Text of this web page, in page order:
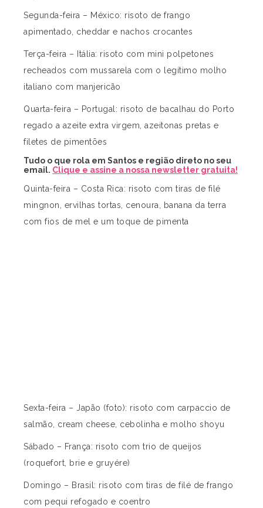
Segunda-feira – México: risoto de frango
apimentado, cheddar e nachos crocantes
Terça-feira – Itália: risoto com mini polpetones
recheados com mussarela com o legítimo molho
italiano com manjericão
Quarta-feira – Portugal: risoto de bacalhau do Porto
regado a azeite extra virgem, azeitonas pretas e
filetes de pimentões
Tudo o que rola em Santos e região direto no seu
email. Clique e assine a nossa newsletter gratuita!
Quinta-feira – Costa Rica: risoto com tiras de filé
mingnon, ervilhas tortas, cenoura, banana da terra
com fios de mel e um toque de pimenta
Sexta-feira – Japão (foto): risoto com carpaccio de
salmão, cream cheese, cebolinha e molho shoyu
Sábado – França: risoto com trio de queijos
(roquefort, brie e gruyére)
Domingo – Brasil: risoto com tiras de filé de frango
com pequi refogado e coentro